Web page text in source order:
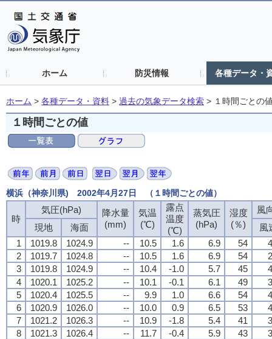
ホーム 防災情報 各種データ・
ホーム > 各種データ・資料 > 過去の気象データ検索 > １時間ごとの
１時間ごとの値
横浜（神奈川県) 2002年4月27日 （１時間ごとの値）
時
気圧(hPa)
降水量
(mm)
気温
(℃)
露点
温度
(℃)
蒸気圧
(hPa)
湿度
(％)
風
現地
海面
風
1
1019.8 1024.9 -- 10.5 1.6 6.9 54
2
1019.7 1024.8 -- 10.5 1.6 6.9 54
3
1019.8 1024.9 -- 10.4 -1.0 5.7 45
4
1020.1 1025.2 -- 10.1 -0.1 6.1 49
5
1020.4 1025.5 -- 9.9 1.0 6.6 54
6
1020.9 1026.0 -- 10.0 0.9 6.5 53
7
1021.2 1026.3 -- 10.9 -1.8 5.4 41
8
1021.3 1026.4 -- 11.7 -0.4 5.9 43